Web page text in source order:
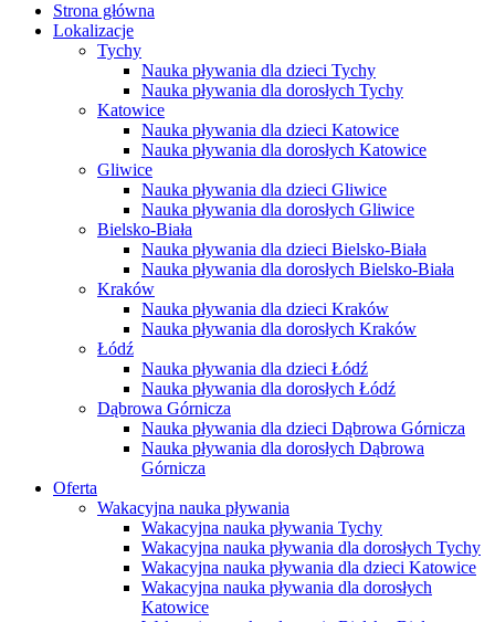
Strona główna
Lokalizacje
Tychy
Nauka pływania dla dzieci Tychy
Nauka pływania dla dorosłych Tychy
Katowice
Nauka pływania dla dzieci Katowice
Nauka pływania dla dorosłych Katowice
Gliwice
Nauka pływania dla dzieci Gliwice
Nauka pływania dla dorosłych Gliwice
Bielsko-Biała
Nauka pływania dla dzieci Bielsko-Biała
Nauka pływania dla dorosłych Bielsko-Biała
Kraków
Nauka pływania dla dzieci Kraków
Nauka pływania dla dorosłych Kraków
Łódź
Nauka pływania dla dzieci Łódź
Nauka pływania dla dorosłych Łódź
Dąbrowa Górnicza
Nauka pływania dla dzieci Dąbrowa Górnicza
Nauka pływania dla dorosłych Dąbrowa
Górnicza
Oferta
Wakacyjna nauka pływania
Wakacyjna nauka pływania Tychy
Wakacyjna nauka pływania dla dorosłych Tychy
Wakacyjna nauka pływania dla dzieci Katowice
Wakacyjna nauka pływania dla dorosłych
Katowice